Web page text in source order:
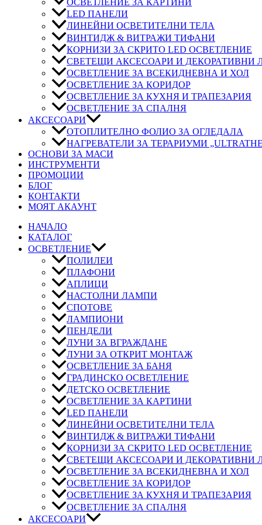
ОСВЕТЛЕНИЕ ЗА КАРТИНИ
LED ПАНЕЛИ
ЛИНЕЙНИ ОСВЕТИТЕЛНИ ТЕЛА
ВИНТИДЖ & ВИТРАЖИ ТИФАНИ
КОРНИЗИ ЗА СКРИТО LED ОСВЕТЛЕНИЕ
СВЕТЕЩИ АКСЕСОАРИ И ДЕКОРАТИВНИ
ОСВЕТЛЕНИЕ ЗА ВСЕКИДНЕВНА И ХОЛ
ОСВЕТЛЕНИЕ ЗА КОРИДОР
ОСВЕТЛЕНИЕ ЗА КУХНЯ И ТРАПЕЗАРИЯ
ОСВЕТЛЕНИЕ ЗА СПАЛНЯ
АКСЕСОАРИ
ОТОПЛИТЕЛНО ФОЛИО ЗА ОГЛЕДАЛА
НАГРЕВАТЕЛИ ЗА ТЕРАРИУМИ
ОСНОВИ ЗА МАСИ
ИНСТРУМЕНТИ
ПРОМОЦИИ
БЛОГ
КОНТАКТИ
МОЯТ АКАУНТ
НАЧАЛО
КАТАЛОГ
ОСВЕТЛЕНИЕ
ПОЛИЛЕИ
ПЛАФОНИ
АПЛИЦИ
НАСТОЛНИ ЛАМПИ
СПОТОВЕ
ЛАМПИОНИ
ПЕНДЕЛИ
ЛУНИ ЗА ВГРАЖДАНЕ
ЛУНИ ЗА ОТКРИТ МОНТАЖ
ОСВЕТЛЕНИЕ ЗА БАНЯ
ГРАДИНСКО ОСВЕТЛЕНИЕ
ДЕТСКО ОСВЕТЛЕНИЕ
ОСВЕТЛЕНИЕ ЗА КАРТИНИ
LED ПАНЕЛИ
ЛИНЕЙНИ ОСВЕТИТЕЛНИ ТЕЛА
ВИНТИДЖ & ВИТРАЖИ ТИФАНИ
КОРНИЗИ ЗА СКРИТО LED ОСВЕТЛЕНИЕ
СВЕТЕЩИ АКСЕСОАРИ И ДЕКОРАТИВНИ
ОСВЕТЛЕНИЕ ЗА ВСЕКИДНЕВНА И ХОЛ
ОСВЕТЛЕНИЕ ЗА КОРИДОР
ОСВЕТЛЕНИЕ ЗА КУХНЯ И ТРАПЕЗАРИЯ
ОСВЕТЛЕНИЕ ЗА СПАЛНЯ
АКСЕСОАРИ